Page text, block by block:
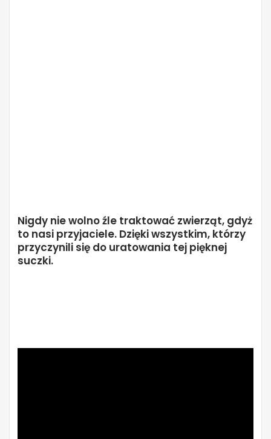
Nigdy nie wolno źle traktować zwierząt, gdyż
to nasi przyjaciele. Dzięki wszystkim, którzy
przyczynili się do uratowania tej pięknej
suczki.